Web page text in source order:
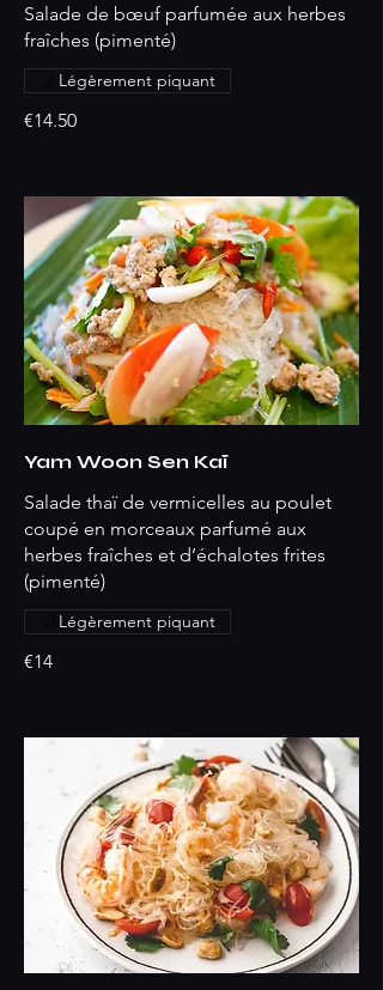
Salade de bœuf parfumée aux herbes
fraîches (pimenté)
€14.50
Légèrement piquant
Yam Woon Sen Kaï
Salade thaï de vermicelles au poulet
coupé en morceaux parfumé aux
herbes fraîches et d’échalotes frites
(pimenté)
€14
Légèrement piquant